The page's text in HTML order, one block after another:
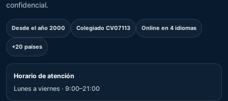
confidencial.
Desde el año 2000 Colegiado CV07113 Online en 4 idiomas
+20 países
Horario de atención
Lunes a viernes · 9:00–21:00